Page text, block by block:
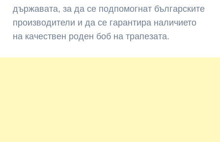
държавата, за да се подпомогнат българските
производители и да се гарантира наличието
на качествен роден боб на трапезата.